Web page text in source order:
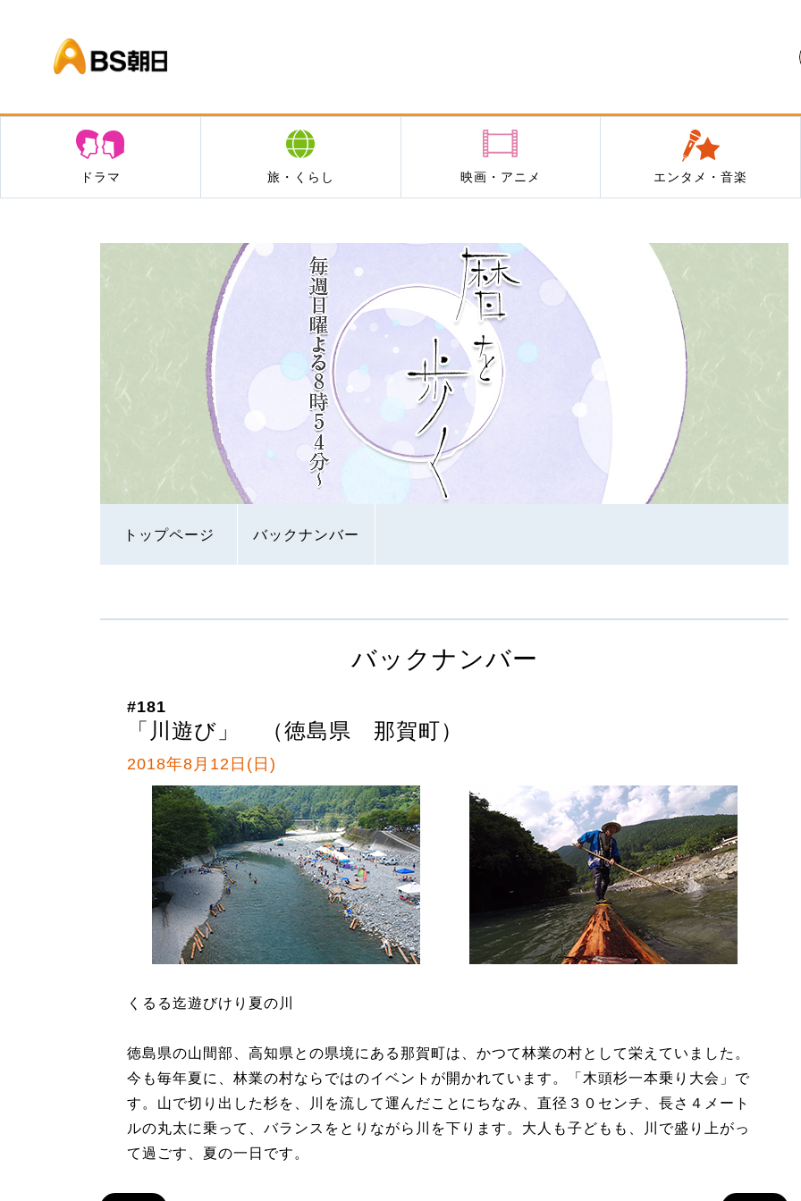
ドラマ 旅・くらし 映画・アニメ エンタメ・音楽
トップページ バックナンバー
バックナンバー
#181
「川遊び」 （徳島県 那賀町）
2018年8月12日(日)
くるる迄遊びけり夏の川
徳島県の山間部、高知県との県境にある那賀町は、かつて林業の村として栄えていました。
今も毎年夏に、林業の村ならではのイベントが開かれています。「木頭杉一本乗り大会」で
す。山で切り出した杉を、川を流して運んだことにちなみ、直径３０センチ、長さ４メート
ルの丸太に乗って、バランスをとりながら川を下ります。大人も子どもも、川で盛り上がっ
て過ごす、夏の一日です。